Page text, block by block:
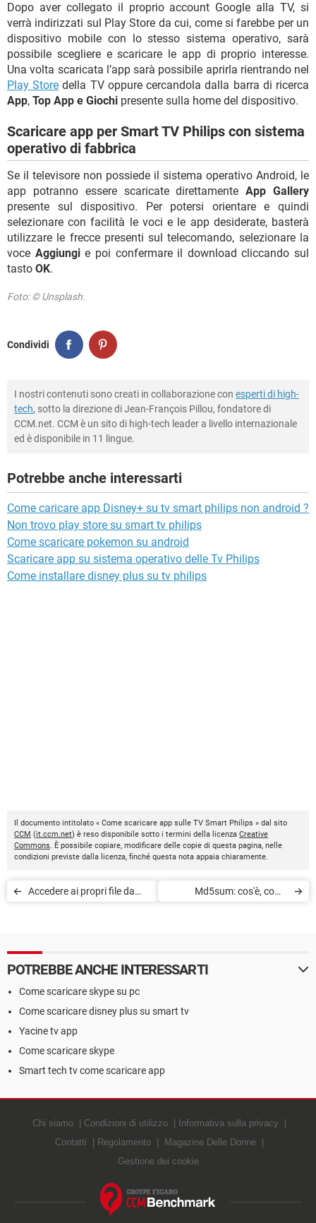
Dopo aver collegato il proprio account Google alla TV, si
verrà indirizzati sul Play Store da cui, come si farebbe per un
dispositivo mobile con lo stesso sistema operativo, sarà
possibile scegliere e scaricare le app di proprio interesse.
Una volta scaricata l’app sarà possibile aprirla rientrando nel
Play Store della TV oppure cercandola dalla barra di ricerca
App, Top App e Giochi presente sulla home del dispositivo.
Scaricare app per Smart TV Philips con sistema
operativo di fabbrica
Se il televisore non possiede il sistema operativo Android, le
app potranno essere scaricate direttamenteApp Gallery
presente sul dispositivo. Per potersi orientare e quindi
selezionare con facilità le voci e le app desiderate, basterà
utilizzare le frecce presenti sul telecomando, selezionare la
voce Aggiungie poi confermare il download cliccando sul
tasto OK.
Foto: © Unsplash.
Condividi
I nostri contenuti sono creati in collaborazione con esperti di high-
tech, sotto la direzione di Jean-François Pillou, fondatore di
CCM.net. CCM è un sito di high-tech leader a livello internazionale
ed è disponibile in 11 lingue.
Potrebbe anche interessarti
Come caricare app Disney+ su tv smart philips non android ?
Non trovo play store su smart tv philips
Come scaricare pokemon su android
Scaricare app su sistema operativo delle Tv Philips
Come installare disney plus su tv philips
Il documento intitolato « Come scaricare app sulle TV Smart Philips » dal sito
CCM (it.ccm.net) è reso disponibile sotto i termini della licenza Creative
Commons. È possibile copiare, modificare delle copie di questa pagina, nelle
condizioni previste dalla licenza, finché questa nota appaia chiaramente.
Accedere ai propri file da
Md5sum: cos'è, come
POTREBBE ANCHE INTERESSARTI
Come scaricare skype su pc
Come scaricare disney plus su smart tv
Yacine tv app
Come scaricare skype
Smart tech tv come scaricare app
Chi siamo Condizioni di utilizzo
Informativa sulla privacy
Contatti
Regolamento
Magazine Delle Donne
Gestione dei cookie